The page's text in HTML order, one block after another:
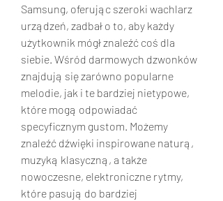
Samsung, oferując szeroki wachlarz
urządzeń, zadbał o to, aby każdy
użytkownik mógł znaleźć coś dla
siebie. Wśród darmowych dzwonków
znajdują się zarówno popularne
melodie, jak i te bardziej nietypowe,
które mogą odpowiadać
specyficznym gustom. Możemy
znaleźć dźwięki inspirowane naturą,
muzyką klasyczną, a także
nowoczesne, elektroniczne rytmy,
które pasują do bardziej